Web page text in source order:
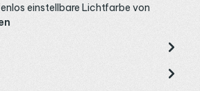
einstellbare Lichtfarbe von